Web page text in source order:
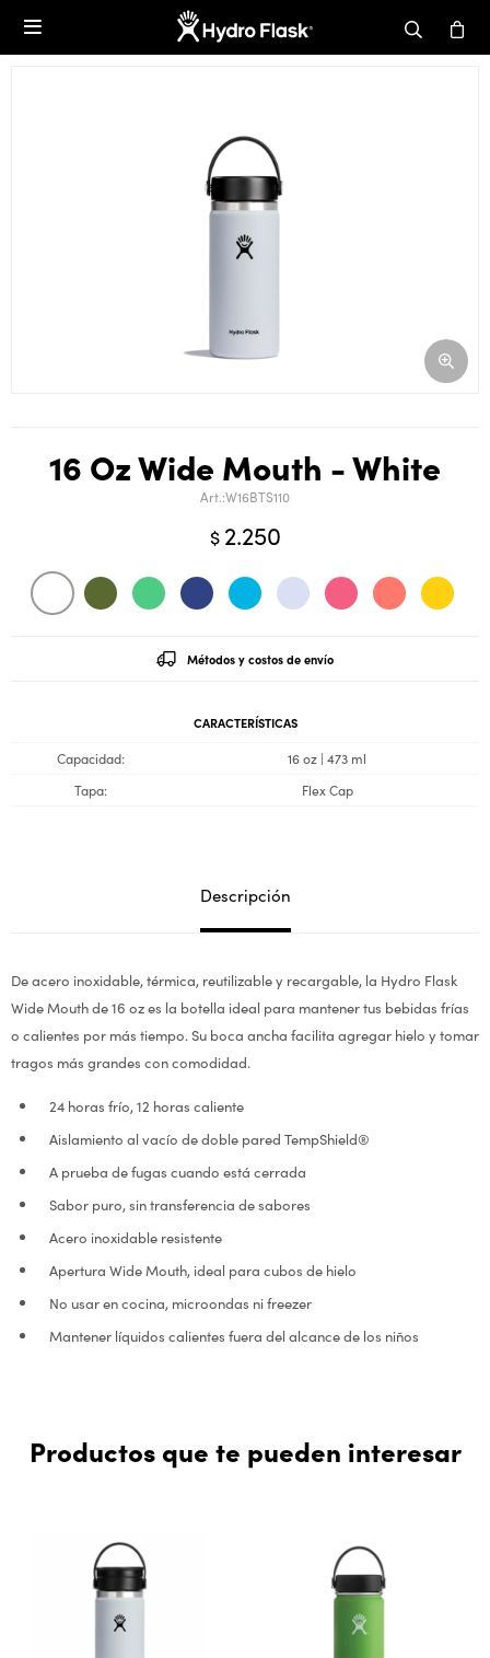

16 Oz Wide Mouth - White
W16BTS110
$ 2.250
Métodos y costos de envío
CARACTERÍSTICAS
Capacidad
16 oz | 473 ml
Tapa
Flex Cap
Descripción
De acero inoxidable, térmica, reutilizable y recargable, la Hydro Flask
Wide Mouth de 16 oz es la botella ideal para mantener tus bebidas frías
o calientes por más tiempo. Su boca ancha facilita agregar hielo y tomar
tragos más grandes con comodidad.
24 horas frío, 12 horas caliente
Aislamiento al vacío de doble pared TempShield®
A prueba de fugas cuando está cerrada
Sabor puro, sin transferencia de sabores
Acero inoxidable resistente
Apertura Wide Mouth, ideal para cubos de hielo
No usar en cocina, microondas ni freezer
Mantener líquidos calientes fuera del alcance de los niños
Productos que te pueden interesar